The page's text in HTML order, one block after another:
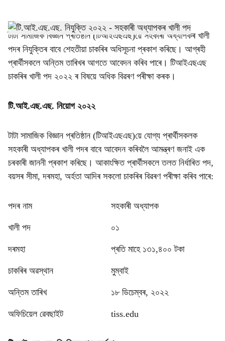
h
a
r
টাটা সামাজিক বিজ্ঞান প্ৰতিষ্ঠান (টিআইএছএছ)য়ে সহকাৰী অধ্যাপকৰ খালী
পদৰ নিযুক্তিৰ বাবে শেহতীয়া চাকৰিৰ অধিসূচনা প্ৰকাশ কৰিছে। আগ্ৰহী
প্ৰাৰ্থীসকলে অন্তিম তাৰিখৰ আগতে আবেদন কৰিব পাৰে। টিআইএছএছ
চাকৰিৰ খালী পদ ২০২২ ৰ বিষয়ে অধিক বিৱৰণ পৰীক্ষা কৰক।
টি.আই.এছ.এছ. নিয়োগ ২০২২
টাটা সামাজিক বিজ্ঞান প্ৰতিষ্ঠান (টিআইএছএছ)য়ে যোগ্য প্ৰাৰ্থীসকলক
সহকাৰী অধ্যাপকৰ খালী পদৰ বাবে আবেদন কৰিবলৈ আমন্ত্ৰণ জনাই এক
চৰকাৰী জাননী প্ৰকাশ কৰিছে। আকাংক্ষিত প্ৰাৰ্থীসকলে তলত নিৰ্ধাৰিত পদ,
বয়সৰ সীমা, দৰমহা, অৰ্হতা আদিৰ সকলো চাকৰিৰ বিৱৰণ পৰীক্ষা কৰিব পাৰে:
পদৰ নাম সহকাৰী অধ্যাপক
খালী পদ ০১
দৰমহা প্ৰতি মাহে ১৩১,৪০০ টকা
চাকৰিৰ অৱস্থান মুম্বাই
অন্তিম তাৰিখ ১৮ ডিচেম্বৰ, ২০২২
অফিচিয়েল ৱেবছাইট tiss.edu